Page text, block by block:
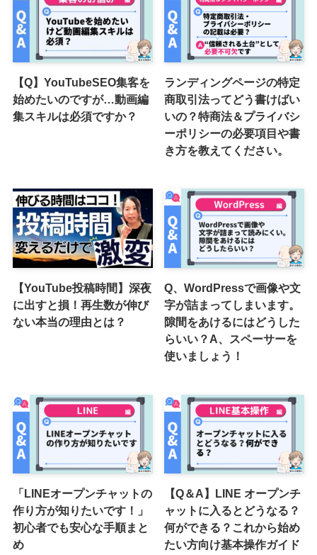
【Q】YouTubeSEO集客を
始めたいのですが…動画編
集スキルは必須ですか？
ランディングページの特定
商取引法ってどう書けばい
いの？特商法＆プライバシ
ーポリシーの必要項目や書
き方を教えてください。
【YouTube投稿時間】深夜
に出すと損！再生数が伸び
ない本当の理由とは？
Q、WordPressで画像や文
字が詰まってしまいます。
隙間をあけるにはどうした
らいい？A、スペーサーを
使いましょう！
「LINEオープンチャットの
作り方が知りたいです！」
初心者でも安心な手順まと
め
【Q＆A】LINE オープンチ
ャットに入るとどうなる？
何ができる？これから始め
たい方向け基本操作ガイド